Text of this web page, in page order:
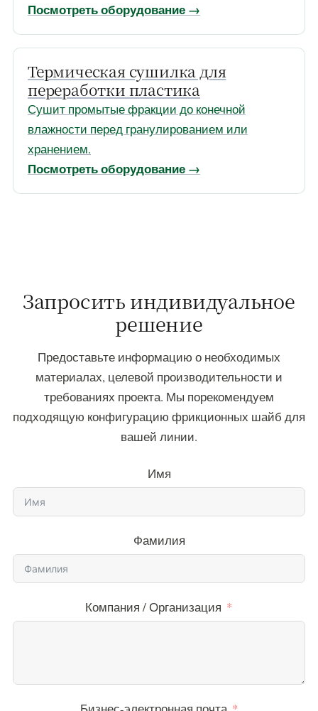
Посмотреть оборудование →
Термическая сушилка для
переработки пластика
Сушит промытые фракции до конечной
влажности перед гранулированием или
хранением.
Посмотреть оборудование →
Запросить индивидуальное
решение
Предоставьте информацию о необходимых
материалах, целевой производительности и
требованиях проекта. Мы порекомендуем
подходящую конфигурацию фрикционных шайб для
вашей линии.
Имя
Фамилия
Компания / Организация